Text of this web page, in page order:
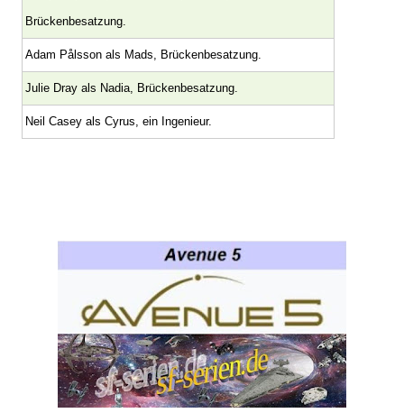
Brückenbesatzung.
Adam Pålsson als Mads, Brückenbesatzung.
Julie Dray als Nadia, Brückenbesatzung.
Neil Casey als Cyrus, ein Ingenieur.